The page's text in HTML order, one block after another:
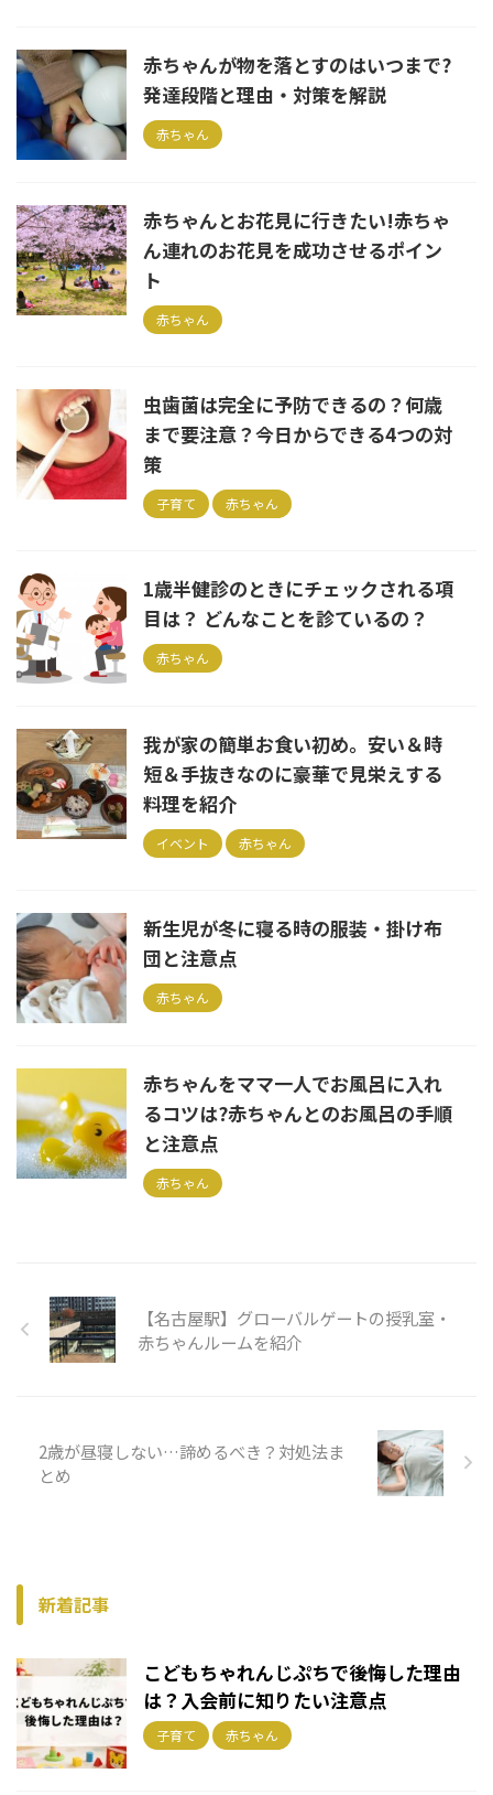
赤ちゃんが物を落とすのはいつまで?
発達段階と理由・対策を解説
赤ちゃん
赤ちゃんとお花見に行きたい!赤ちゃ
ん連れのお花見を成功させるポイン
ト
赤ちゃん
虫歯菌は完全に予防できるの？何歳
まで要注意？今日からできる4つの対
策
子育て 赤ちゃん
1歳半健診のときにチェックされる項
目は？ どんなことを診ているの？
赤ちゃん
我が家の簡単お食い初め。安い＆時
短＆手抜きなのに豪華で見栄えする
料理を紹介
イベント 赤ちゃん
新生児が冬に寝る時の服装・掛け布
団と注意点
赤ちゃん
赤ちゃんをママ一人でお風呂に入れ
るコツは?赤ちゃんとのお風呂の手順
と注意点
赤ちゃん
【名古屋駅】グローバルゲートの授乳室・
赤ちゃんルームを紹介
2歳が昼寝しない…諦めるべき？対処法ま
とめ
新着記事
こどもちゃれんじぷちで後悔した理由
は？入会前に知りたい注意点
子育て 赤ちゃん